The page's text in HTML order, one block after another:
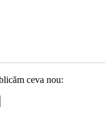
ceva nou: